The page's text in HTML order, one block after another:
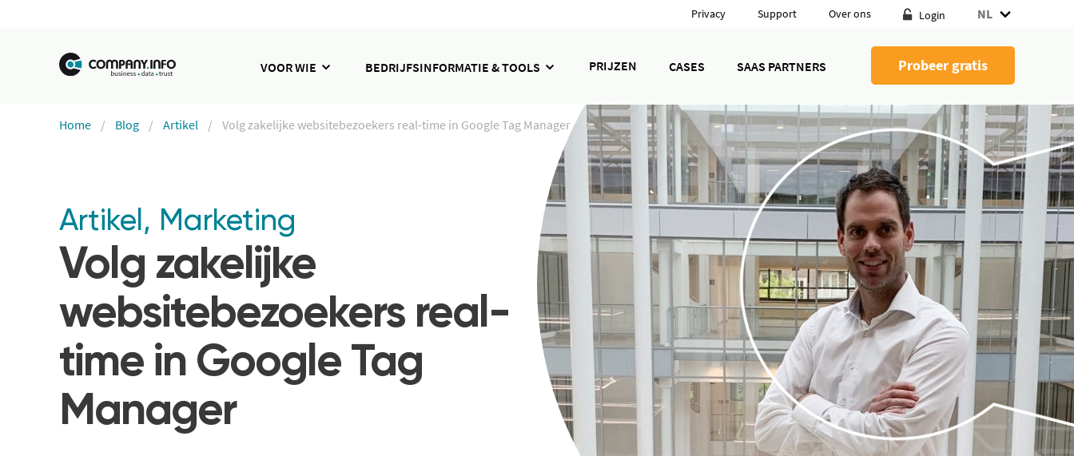
Privacy Support Over ons Login NL
VOOR WIE BEDRIJFSINFORMATIE & TOOLS PRIJZEN CASES SAAS PARTNERS Probeer gratis
Home Blog Artikel Volg zakelijke websitebezoekers real-time in Google Tag Manager
Artikel , Marketing
Volg zakelijke
websitebezoekers real-
time in Google Tag
Manager